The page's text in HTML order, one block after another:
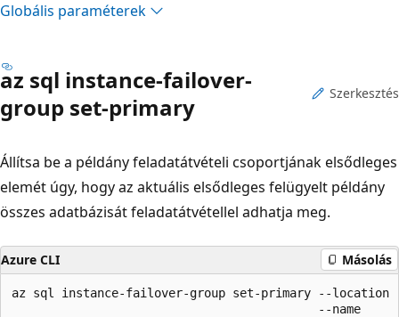
Globális paraméterek
az sql instance-failover-
group set-primary
Szerkesztés
Állítsa be a példány feladatátvételi csoportjának elsődleges
elemét úgy, hogy az aktuális elsődleges felügyelt példány
összes adatbázisát feladatátvétellel adhatja meg.
Azure CLI Másolás
az sql instance-failover-group set-primary --location
                                           --name